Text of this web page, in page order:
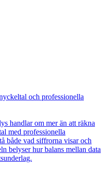
och professionella
handlar om mer än att räkna
med professionella
både vad siffrorna visar och
belyser hur balans mellan data